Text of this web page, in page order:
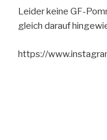
Leider keine GF-
gleich darauf
https://